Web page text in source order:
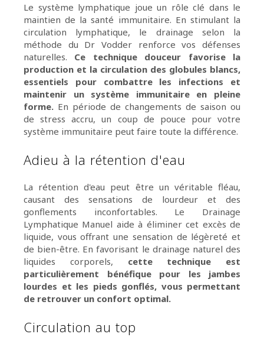
Le système lymphatique joue un rôle clé dans le
maintien de la santé immunitaire. En stimulant la
circulation lymphatique, le drainage selon la
méthode du Dr Vodder renforce vos défenses
naturelles. Ce technique douceur favorise la
production et la circulation des globules blancs,
essentiels pour combattre les infections et
maintenir un système immunitaire en pleine
forme. En période de changements de saison ou
de stress accru, un coup de pouce pour votre
système immunitaire peut faire toute la différence.
Adieu à la rétention d'eau
La rétention d'eau peut être un véritable fléau,
causant des sensations de lourdeur et des
gonflements inconfortables. Le Drainage
Lymphatique Manuel aide à éliminer cet excès de
liquide, vous offrant une sensation de légèreté et
de bien-être. En favorisant le drainage naturel des
liquides corporels, cette technique est
particulièrement bénéfique pour les jambes
lourdes et les pieds gonflés, vous permettant
de retrouver un confort optimal.
Circulation au top